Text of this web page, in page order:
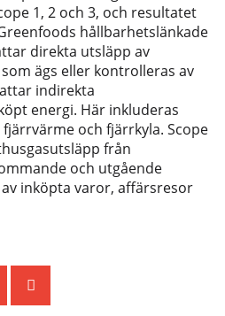
1, 2 och 3, och resultatet
hållbarhetslänkade
direkta utsläpp av
ägs eller kontrolleras av
indirekta
energi. Här inkluderas
och fjärrkyla. Scope
från
och utgående
inköpta varor, affärsresor